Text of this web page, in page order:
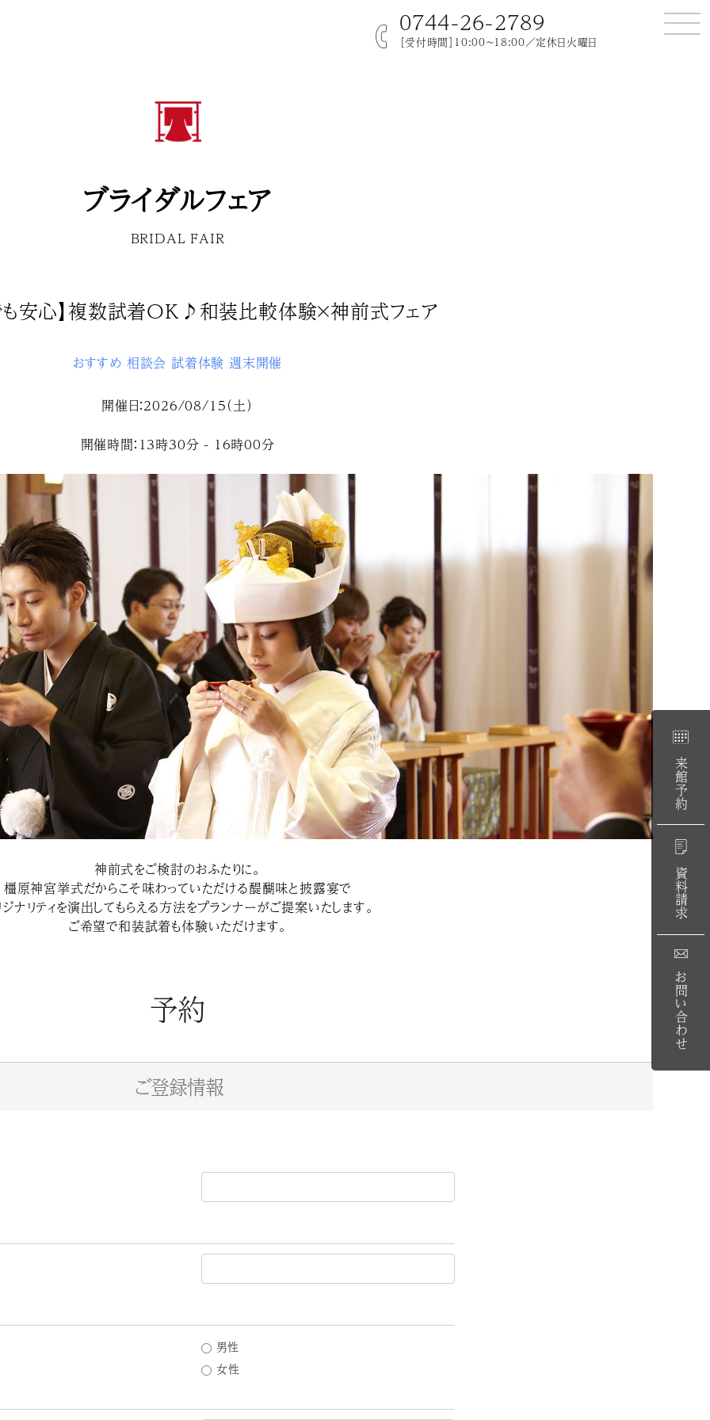
0744-26-2789
［受付時間］10:00～18:00／定休日火曜日
来館予約
資料請求
お問い合わせ
ブライダルフェア
BRIDAL FAIR
も安心】複数試着OK♪和装比較体験×神前式フェア
おすすめ 相談会 試着体験 週末開催
開催日：2026/08/15（土）
開催時間：13時30分 - 16時00分
神前式をご検討のおふたりに。
橿原神宮挙式だからこそ味わっていただける醍醐味と披露宴で
ジナリティを演出してもらえる方法をプランナーがご提案いたします。
ご希望で和装試着も体験いただけます。
予約
ご登録情報
男性
女性